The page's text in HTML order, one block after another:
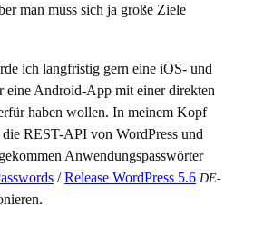
man muss sich ja große Ziele
ich langfristig gern eine iOS- und
eine Android-App mit einer direkten
haben wollen. In meinem Kopf
die REST-API von WordPress und
Anwendungspasswörter
/Release WordPress 5.6 DE-